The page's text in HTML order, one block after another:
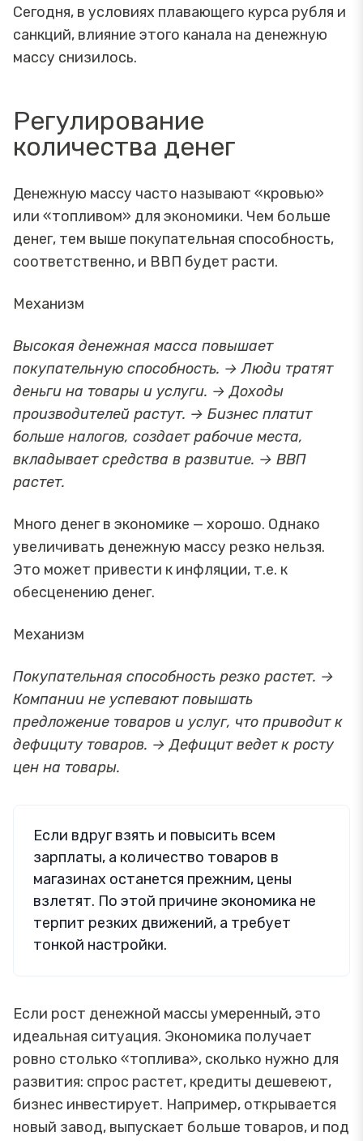
Сегодня, в условиях плавающего курса рубля и
санкций, влияние этого канала на денежную
массу снизилось.
Регулирование
количества денег
Денежную массу часто называют «кровью»
или «топливом» для экономики. Чем больше
денег, тем выше покупательная способность,
соответственно, и ВВП будет расти.
Механизм
Высокая денежная масса повышает
покупательную способность. → Люди тратят
деньги на товары и услуги. → Доходы
производителей растут. → Бизнес платит
больше налогов, создает рабочие места,
вкладывает средства в развитие. → ВВП
растет.
Много денег в экономике — хорошо. Однако
увеличивать денежную массу резко нельзя.
Это может привести к инфляции, т.е. к
обесценению денег.
Механизм
Покупательная способность резко растет. →
Компании не успевают повышать
предложение товаров и услуг, что приводит к
дефициту товаров. → Дефицит ведет к росту
цен на товары.
Если вдруг взять и повысить всем
зарплаты, а количество товаров в
магазинах останется прежним, цены
взлетят. По этой причине экономика не
терпит резких движений, а требует
тонкой настройки.
Если рост денежной массы умеренный, это
идеальная ситуация. Экономика получает
ровно столько «топлива», сколько нужно для
развития: спрос растет, кредиты дешевеют,
бизнес инвестирует. Например, открывается
новый завод, выпускает больше товаров, и под